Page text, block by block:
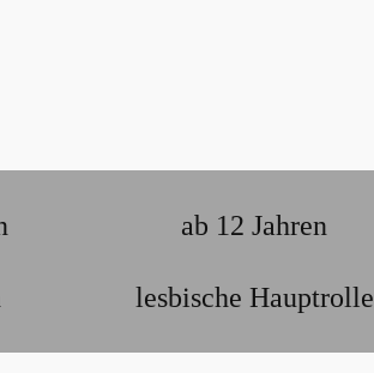
ab 12 Jahren
lesbische Hauptrolle